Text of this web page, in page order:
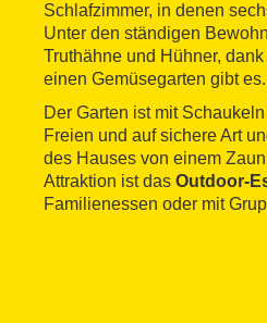
Schlafzimmer, in denen
Unter den ständigen
Truthähne und Hühner,
einen Gemüsegarten gibt es.
Der Garten ist mit
Freien und auf sichere Art
des Hauses von einem
Attraktion ist das Outdoor-
Familienessen oder mit